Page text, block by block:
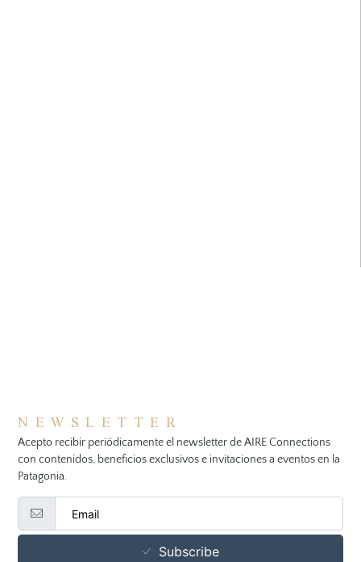
NEWSLETTER
Acepto recibir periódicamente el newsletter de AIRE Connections
con contenidos, beneficios exclusivos e invitaciones a eventos en la
Patagonia.
Subscribe